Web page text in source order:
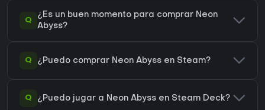
Q
¿Es un buen momento para comprar Neon
Abyss?
Q ¿Puedo comprar Neon Abyss en Steam?
Q ¿Puedo jugar a Neon Abyss en Steam Deck?